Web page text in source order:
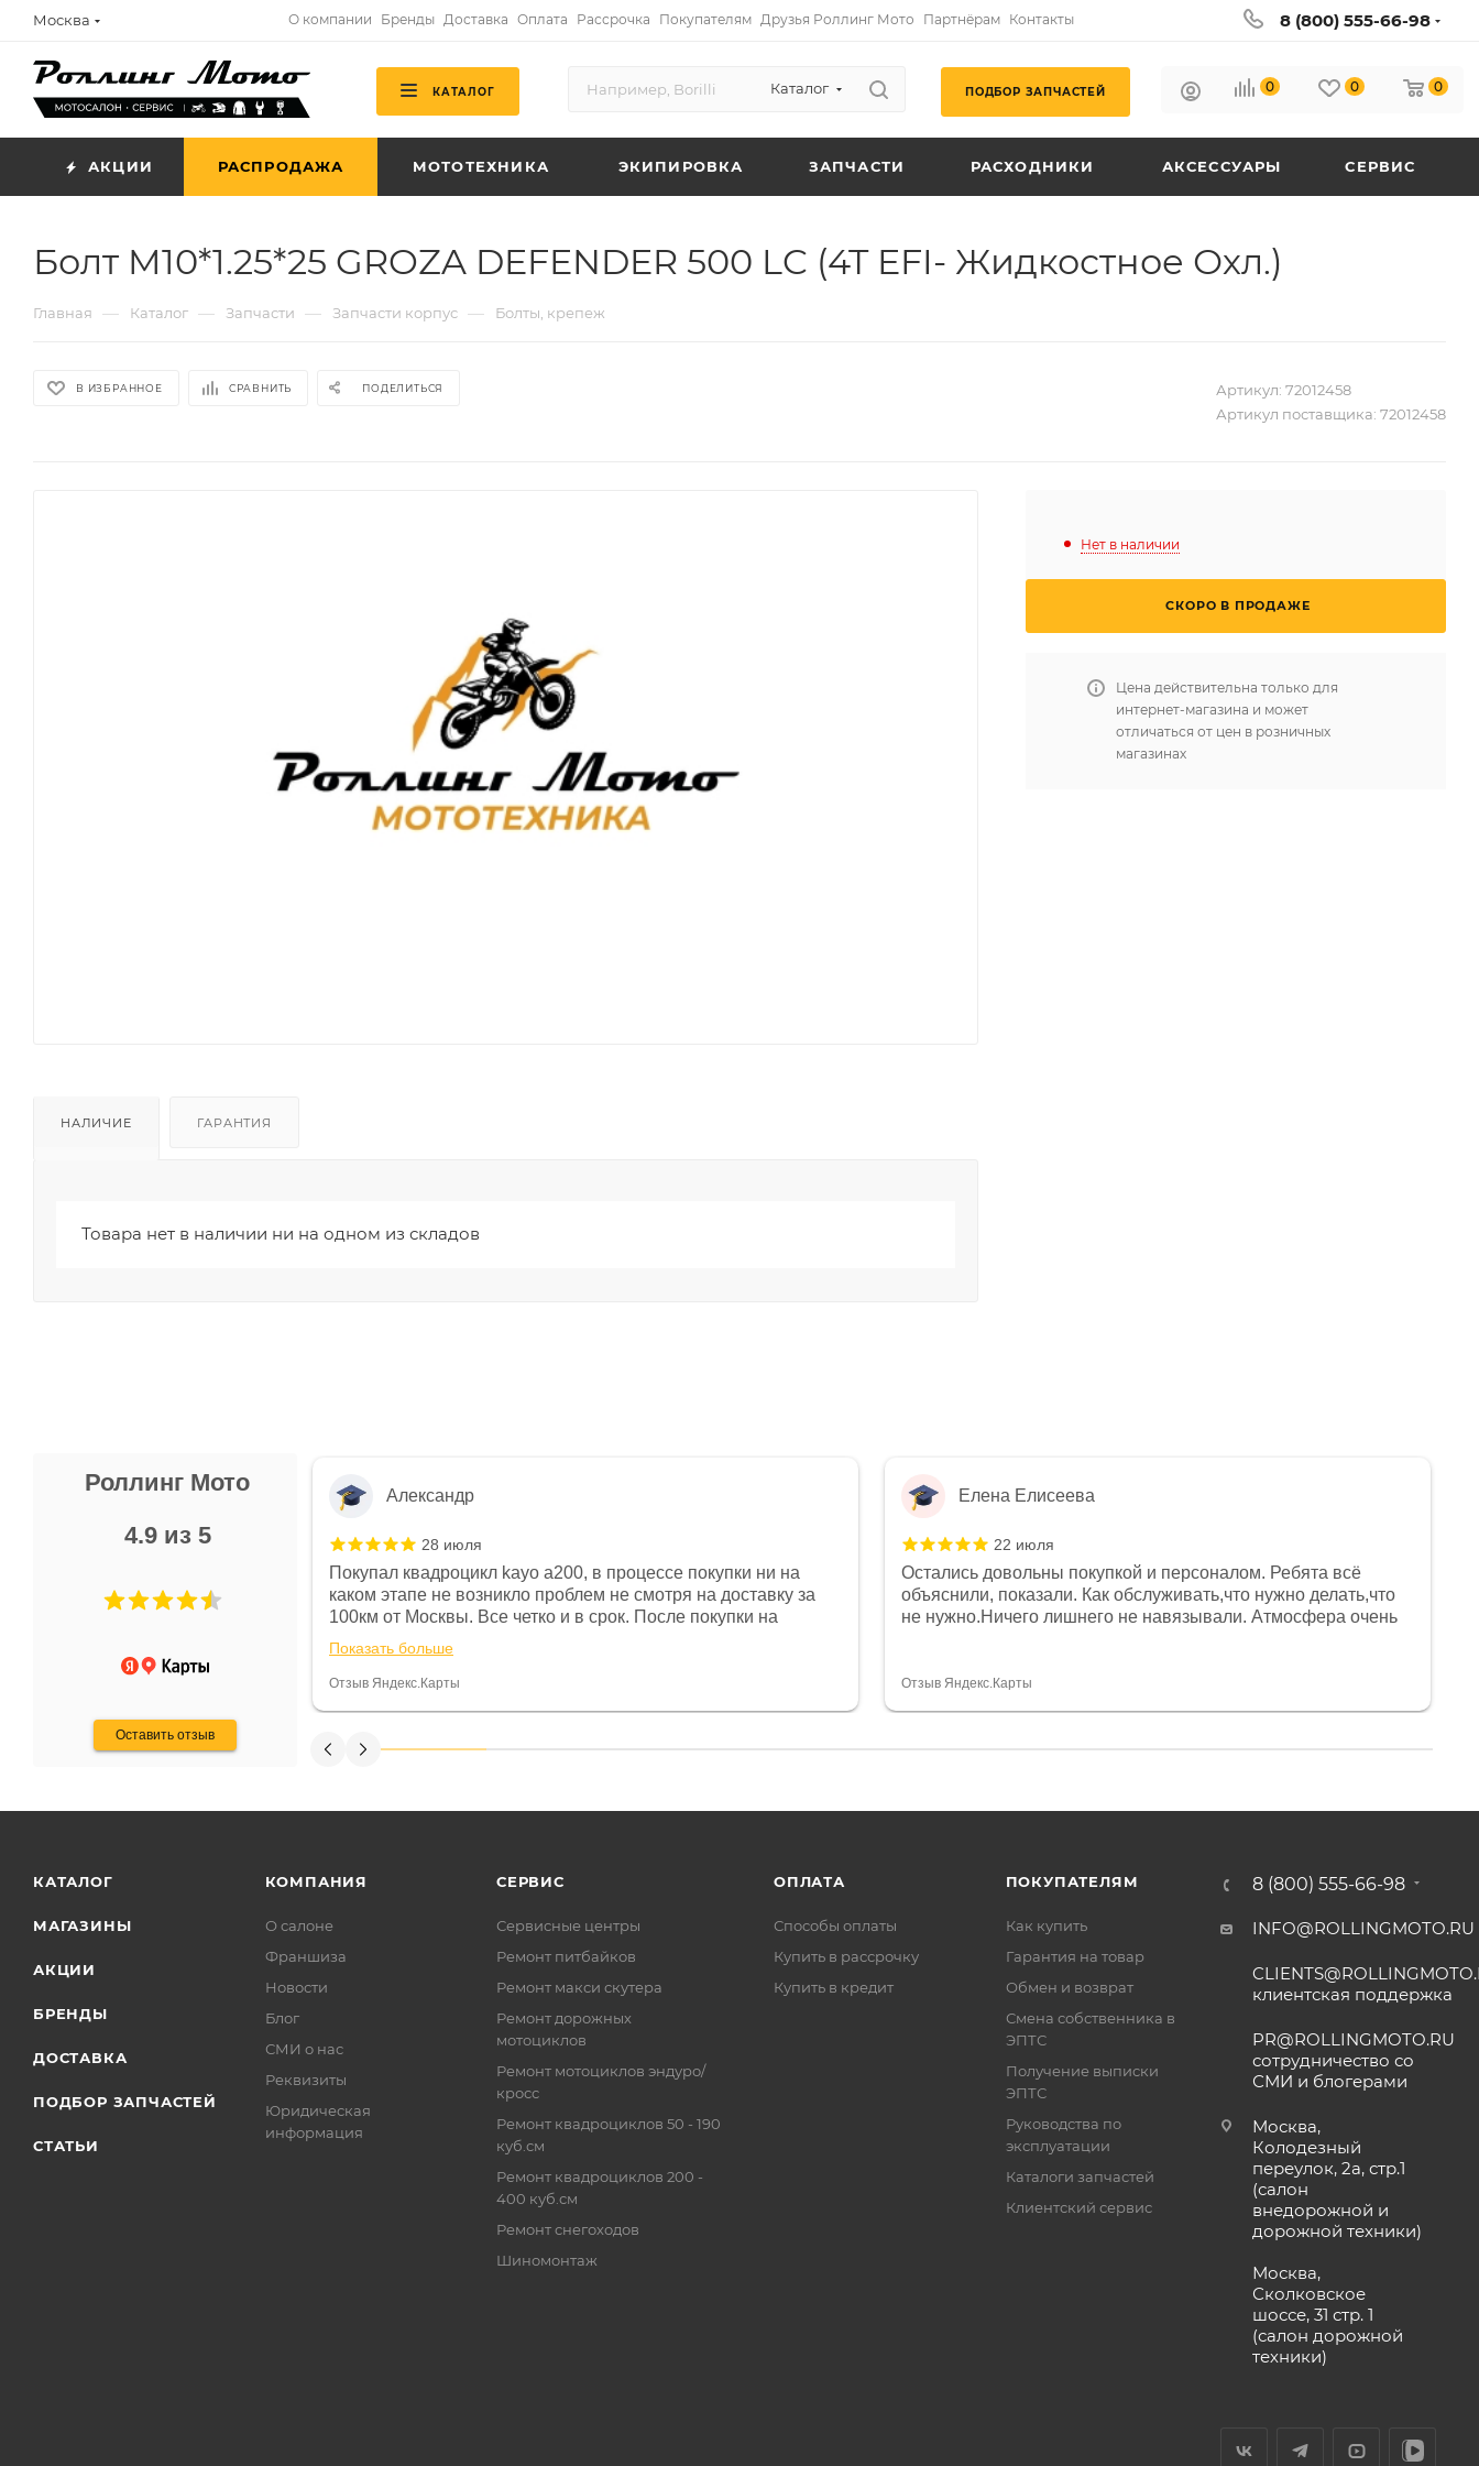
Москва О компании Бренды Доставка Оплата Рассрочка Покупателям Друзья Роллинг Мото Партнёрам Контакты 8 (800) 555-66-98
КАТАЛОГ Каталог ПОДБОР ЗАПЧАСТЕЙ 0 0 0
АКЦИИ РАСПРОДАЖА МОТОТЕХНИКА ЭКИПИРОВКА ЗАПЧАСТИ РАСХОДНИКИ АКСЕССУАРЫ СЕРВИС
Болт M10*1.25*25 GROZA DEFENDER 500 LC (4T EFI- Жидкостное Охл.)
Главная — Каталог — Запчасти — Запчасти корпус — Болты, крепеж
В ИЗБРАННОЕ СРАВНИТЬ ПОДЕЛИТЬСЯ Артикул: 72012458
Артикул поставщика: 72012458
НАЛИЧИЕ ГАРАНТИЯ
Товара нет в наличии ни на одном из складов
Нет в наличии
СКОРО В ПРОДАЖЕ
Цена действительна только для
интернет-магазина и может
отличаться от цен в розничных
магазинах
Роллинг Мото
4.9 из 5
Оставить отзыв
Не понравились условия
и дают только на год)
Александр
28 июля
Покупал квадроцикл kayo a200, в процессе покупки ни на
каком этапе не возникло проблем не смотря на доставку за
100км от Москвы. Все четко и в срок. После покупки на
спидометре всегда был 0, при этом представители магазина
постоянно были на связи и в итоге проблема была решена.
Считаю, что это говорит о небезразличии к клиенту после
Показать больше
Отзыв Яндекс.Карты
Елена Елисеева
22 июля
Остались довольны покупкой и персоналом. Ребята всё
объяснили, показали. Как обслуживать,что нужно делать,что
не нужно.Ничего лишнего не навязывали. Атмосфера очень
огромное спасибо Дмитрию, за клиентоориентированность и
Отзыв Яндекс.Карты
КАТАЛОГ
МАГАЗИНЫ
АКЦИИ
БРЕНДЫ
ДОСТАВКА
ПОДБОР ЗАПЧАСТЕЙ
СТАТЬИ
КОМПАНИЯ
О салоне
Франшиза
Новости
Блог
СМИ о нас
Реквизиты
Юридическая
информация
СЕРВИС
Сервисные центры
Ремонт питбайков
Ремонт макси скутера
Ремонт дорожных
мотоциклов
Ремонт мотоциклов эндуро/
кросс
Ремонт квадроциклов 50 - 190
куб.см
Ремонт квадроциклов 200 -
400 куб.см
Ремонт снегоходов
Шиномонтаж
ОПЛАТА
Способы оплаты
Купить в рассрочку
Купить в кредит
ПОКУПАТЕЛЯМ
Как купить
Гарантия на товар
Обмен и возврат
Смена собственника в
ЭПТС
Получение выписки
ЭПТС
Руководства по
эксплуатации
Каталоги запчастей
Клиентский сервис
8 (800) 555-66-98
INFO@ROLLINGMOTO.RU
клиентская поддержка
PR@ROLLINGMOTO.RU
сотрудничество со
СМИ и блогерами
Москва,
Колодезный
переулок, 2а, стр.1
(салон
внедорожной и
дорожной техники)
Москва,
Сколковское
шоссе, 31 стр. 1
(салон дорожной
техники)